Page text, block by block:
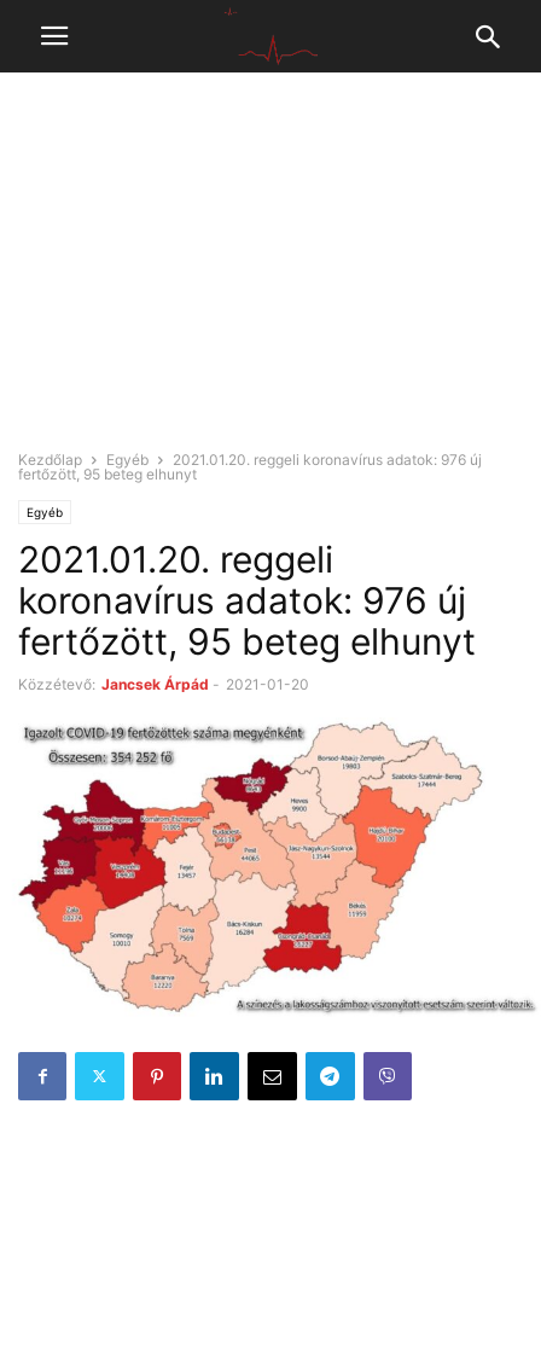
Kezdőlap Egyéb
2021.01.20. reggeli koronavírus adatok: 976 új
fertőzött, 95 beteg elhunyt
Egyéb
2021.01.20. reggeli
koronavírus adatok: 976 új
fertőzött, 95 beteg elhunyt
Közzétevő: Jancsek Árpád - 2021-01-20